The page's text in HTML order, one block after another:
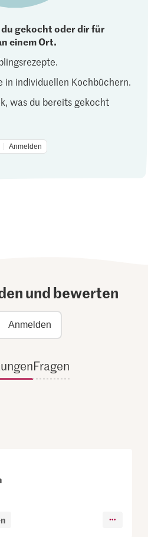
du gekocht oder dir für
einem Ort.
in individuellen Kochbüchern.
was du bereits gekocht
Anmelden
und bewerten
Anmelden
Fragen